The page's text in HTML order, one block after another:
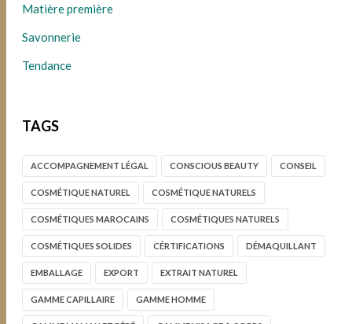
Matière première
Savonnerie
Tendance
TAGS
ACCOMPAGNEMENT LÉGAL CONSCIOUS BEAUTY CONSEIL
COSMÉTIQUE NATUREL COSMÉTIQUE NATURELS
COSMÉTIQUES MAROCAINS COSMÉTIQUES NATURELS
COSMÉTIQUES SOLIDES CÉRTIFICATIONS DÉMAQUILLANT
EMBALLAGE EXPORT EXTRAIT NATUREL
GAMME CAPILLAIRE GAMME HOMME